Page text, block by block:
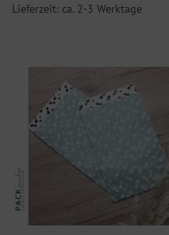
Lieferzeit: ca. 2-3 Werktage